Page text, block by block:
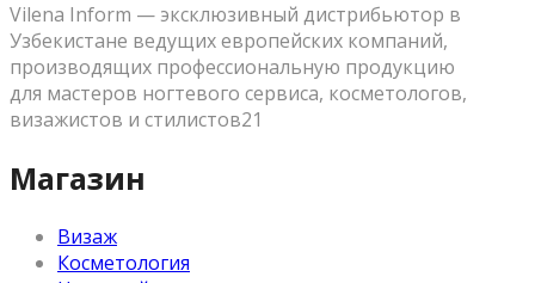
Vilena Inform — эксклюзивный дистрибьютор в
Узбекистане ведущих европейских компаний,
производящих профессиональную продукцию
для мастеров ногтевого сервиса, косметологов,
визажистов и стилистов21
Магазин
Визаж
Косметология